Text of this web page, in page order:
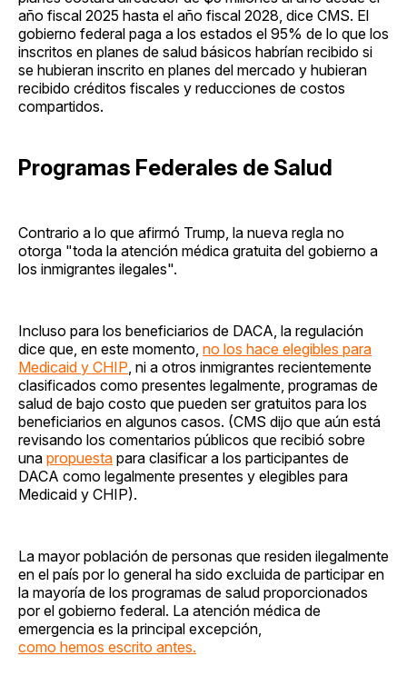
año fiscal 2025 hasta el año fiscal 2028, dice CMS. El
gobierno federal paga a los estados el 95% de lo que los
inscritos en planes de salud básicos habrían recibido si
se hubieran inscrito en planes del mercado y hubieran
recibido créditos fiscales y reducciones de costos
compartidos.
Programas Federales de Salud
Contrario a lo que afirmó Trump, la nueva regla no
otorga "toda la atención médica gratuita del gobierno a
los inmigrantes ilegales".
Incluso para los beneficiarios de DACA, la regulación
dice que, en este momento, no los hace elegibles para
Medicaid y CHIP, ni a otros inmigrantes recientemente
clasificados como presentes legalmente, programas de
salud de bajo costo que pueden ser gratuitos para los
beneficiarios en algunos casos. (CMS dijo que aún está
revisando los comentarios públicos que recibió sobre
una propuesta para clasificar a los participantes de
DACA como legalmente presentes y elegibles para
Medicaid y CHIP).
La mayor población de personas que residen ilegalmente
en el país por lo general ha sido excluida de participar en
la mayoría de los programas de salud proporcionados
por el gobierno federal. La atención médica de
emergencia es la principal excepción,
como hemos escrito antes.